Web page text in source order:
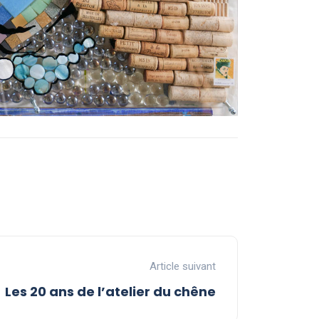
Article suivant
Les 20 ans de l’atelier du chêne